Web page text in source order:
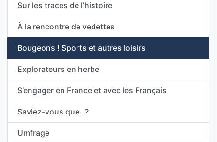
Sur les traces de l’histoire
À la rencontre de vedettes
Bougeons ! Sports et autres loisirs
Explorateurs en herbe
S’engager en France et avec les Français
Saviez-vous que…?
Umfrage